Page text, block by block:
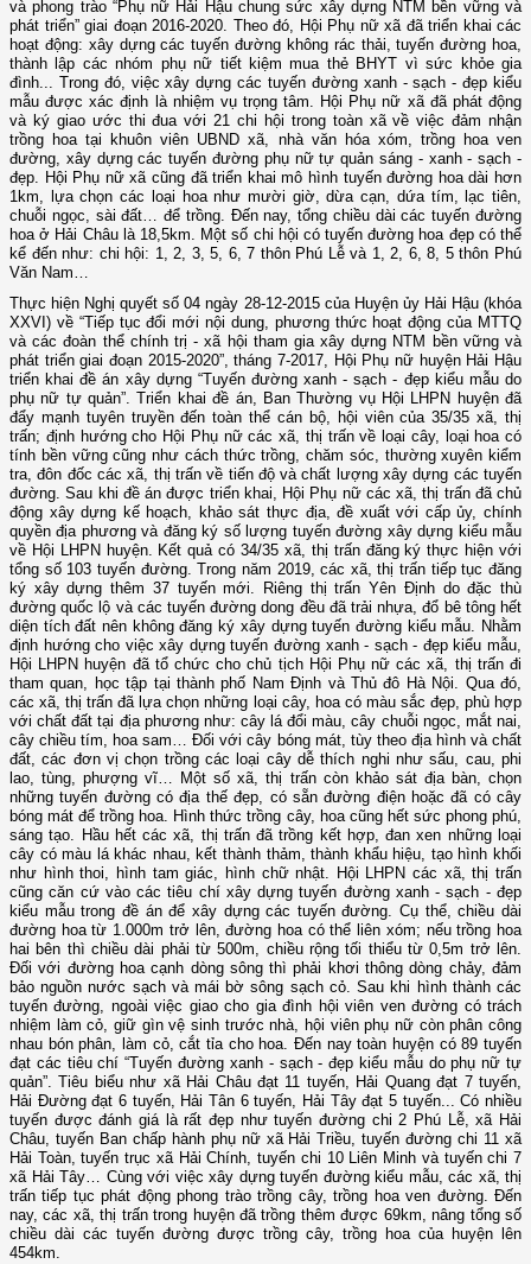
và phong trào “Phụ nữ Hải Hậu chung sức xây dựng NTM bền vững và
phát triển” giai đoạn 2016-2020. Theo đó, Hội Phụ nữ xã đã triển khai các
hoạt động: xây dựng các tuyến đường không rác thải, tuyến đường hoa,
thành lập các nhóm phụ nữ tiết kiệm mua thẻ BHYT vì sức khỏe gia
đình... Trong đó, việc xây dựng các tuyến đường xanh - sạch - đẹp kiểu
mẫu được xác định là nhiệm vụ trọng tâm. Hội Phụ nữ xã đã phát động
và ký giao ước thi đua với 21 chi hội trong toàn xã về việc đảm nhận
trồng hoa tại khuôn viên UBND xã, nhà văn hóa xóm, trồng hoa ven
đường, xây dựng các tuyến đường phụ nữ tự quản sáng - xanh - sạch -
đẹp. Hội Phụ nữ xã cũng đã triển khai mô hình tuyến đường hoa dài hơn
1km, lựa chọn các loại hoa như mười giờ, dừa cạn, dứa tím, lạc tiên,
chuỗi ngọc, sài đất… để trồng. Đến nay, tổng chiều dài các tuyến đường
hoa ở Hải Châu là 18,5km. Một số chi hội có tuyến đường hoa đẹp có thể
kể đến như: chi hội: 1, 2, 3, 5, 6, 7 thôn Phú Lễ và 1, 2, 6, 8, 5 thôn Phú
Văn Nam…
Thực hiện Nghị quyết số 04 ngày 28-12-2015 của Huyện ủy Hải Hậu (khóa
XXVI) về “Tiếp tục đổi mới nội dung, phương thức hoạt động của MTTQ
và các đoàn thể chính trị - xã hội tham gia xây dựng NTM bền vững và
phát triển giai đoạn 2015-2020”, tháng 7-2017, Hội Phụ nữ huyện Hải Hậu
triển khai đề án xây dựng “Tuyến đường xanh - sạch - đẹp kiểu mẫu do
phụ nữ tự quản”. Triển khai đề án, Ban Thường vụ Hội LHPN huyện đã
đẩy mạnh tuyên truyền đến toàn thể cán bộ, hội viên của 35/35 xã, thị
trấn; định hướng cho Hội Phụ nữ các xã, thị trấn về loại cây, loại hoa có
tính bền vững cũng như cách thức trồng, chăm sóc, thường xuyên kiểm
tra, đôn đốc các xã, thị trấn về tiến độ và chất lượng xây dựng các tuyến
đường. Sau khi đề án được triển khai, Hội Phụ nữ các xã, thị trấn đã chủ
động xây dựng kế hoạch, khảo sát thực địa, đề xuất với cấp ủy, chính
quyền địa phương và đăng ký số lượng tuyến đường xây dựng kiểu mẫu
về Hội LHPN huyện. Kết quả có 34/35 xã, thị trấn đăng ký thực hiện với
tổng số 103 tuyến đường. Trong năm 2019, các xã, thị trấn tiếp tục đăng
ký xây dựng thêm 37 tuyến mới. Riêng thị trấn Yên Định do đặc thù
đường quốc lộ và các tuyến đường dong đều đã trải nhựa, đổ bê tông hết
diện tích đất nên không đăng ký xây dựng tuyến đường kiểu mẫu. Nhằm
định hướng cho việc xây dựng tuyến đường xanh - sạch - đẹp kiểu mẫu,
Hội LHPN huyện đã tổ chức cho chủ tịch Hội Phụ nữ các xã, thị trấn đi
tham quan, học tập tại thành phố Nam Định và Thủ đô Hà Nội. Qua đó,
các xã, thị trấn đã lựa chọn những loại cây, hoa có màu sắc đẹp, phù hợp
với chất đất tại địa phương như: cây lá đổi màu, cây chuỗi ngọc, mắt nai,
cây chiều tím, hoa sam… Đối với cây bóng mát, tùy theo địa hình và chất
đất, các đơn vị chọn trồng các loại cây dễ thích nghi như sấu, cau, phi
lao, tùng, phượng vĩ… Một số xã, thị trấn còn khảo sát địa bàn, chọn
những tuyến đường có địa thế đẹp, có sẵn đường điện hoặc đã có cây
bóng mát để trồng hoa. Hình thức trồng cây, hoa cũng hết sức phong phú,
sáng tạo. Hầu hết các xã, thị trấn đã trồng kết hợp, đan xen những loại
cây có màu lá khác nhau, kết thành thảm, thành khẩu hiệu, tạo hình khối
như hình thoi, hình tam giác, hình chữ nhật. Hội LHPN các xã, thị trấn
cũng căn cứ vào các tiêu chí xây dựng tuyến đường xanh - sạch - đẹp
kiểu mẫu trong đề án để xây dựng các tuyến đường. Cụ thể, chiều dài
đường hoa từ 1.000m trở lên, đường hoa có thể liên xóm; nếu trồng hoa
hai bên thì chiều dài phải từ 500m, chiều rộng tối thiểu từ 0,5m trở lên.
Đối với đường hoa cạnh dòng sông thì phải khơi thông dòng chảy, đảm
bảo nguồn nước sạch và mái bờ sông sạch cỏ. Sau khi hình thành các
tuyến đường, ngoài việc giao cho gia đình hội viên ven đường có trách
nhiệm làm cỏ, giữ gìn vệ sinh trước nhà, hội viên phụ nữ còn phân công
nhau bón phân, làm cỏ, cắt tỉa cho hoa. Đến nay toàn huyện có 89 tuyến
đạt các tiêu chí “Tuyến đường xanh - sạch - đẹp kiểu mẫu do phụ nữ tự
quản”. Tiêu biểu như xã Hải Châu đạt 11 tuyến, Hải Quang đạt 7 tuyến,
Hải Đường đạt 6 tuyến, Hải Tân 6 tuyến, Hải Tây đạt 5 tuyến... Có nhiều
tuyến được đánh giá là rất đẹp như tuyến đường chi 2 Phú Lễ, xã Hải
Châu, tuyến Ban chấp hành phụ nữ xã Hải Triều, tuyến đường chi 11 xã
Hải Toàn, tuyến trục xã Hải Chính, tuyến chi 10 Liên Minh và tuyến chi 7
xã Hải Tây… Cùng với việc xây dựng tuyến đường kiểu mẫu, các xã, thị
trấn tiếp tục phát động phong trào trồng cây, trồng hoa ven đường. Đến
nay, các xã, thị trấn trong huyện đã trồng thêm được 69km, nâng tổng số
chiều dài các tuyến đường được trồng cây, trồng hoa của huyện lên
454km.